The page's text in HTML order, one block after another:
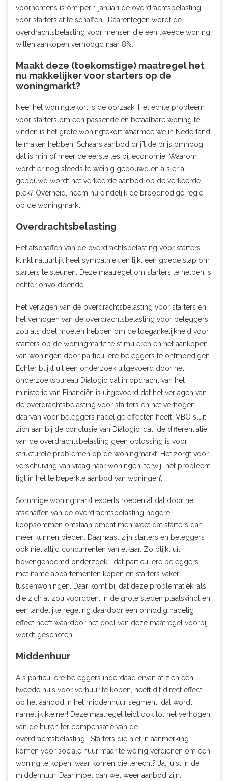
voornemens is om per 1 januari de overdrachtsbelasting
voor starters af te schaffen. Daarentegen wordt de
overdrachtsbelasting voor mensen die een tweede woning
willen aankopen verhoogd naar 8%.
Maakt deze (toekomstige) maatregel het
nu makkelijker voor starters op de
woningmarkt?
Nee, het woningtekort is de oorzaak! Het echte probleem
voor starters om een passende en betaalbare woning te
vinden is het grote woningtekort waarmee we in Nederland
te maken hebben. Schaars aanbod drijft de prijs omhoog,
dat is min of meer de eerste les bij economie. Waarom
wordt er nog steeds te weinig gebouwd en als er al
gebouwd wordt het verkeerde aanbod op de verkeerde
plek? Overheid, neem nu eindelijk de broodnodige regie
op de woningmarkt!
Overdrachtsbelasting
Het afschaffen van de overdrachtsbelasting voor starters
klinkt natuurlijk heel sympathiek en lijkt een goede stap om
starters te steunen. Deze maatregel om starters te helpen is
echter onvoldoende!
Het verlagen van de overdrachtsbelasting voor starters en
het verhogen van de overdrachtsbelasting voor beleggers
zou als doel moeten hebben om de toegankelijkheid voor
starters op de woningmarkt te stimuleren en het aankopen
van woningen door particuliere beleggers te ontmoedigen.
Echter blijkt uit een onderzoek uitgevoerd door het
onderzoeksbureau Dialogic dat in opdracht van het
ministerie van Financiën is uitgevoerd dat het verlagen van
de overdrachtsbelasting voor starters en het verhogen
daarvan voor beleggers nadelige effecten heeft. VBO sluit
zich aan bij de conclusie van Dialogic. dat ‘de differentiatie
van de overdrachtsbelasting geen oplossing is voor
structurele problemen op de woningmarkt. Het zorgt voor
verschuiving van vraag naar woningen, terwijl het probleem
ligt in het te beperkte aanbod van woningen’.
Sommige woningmarkt experts roepen al dat door het
afschaffen van de overdrachtsbelasting hogere
koopsommen ontstaan omdat men weet dat starters dan
meer kunnen bieden. Daarnaast zijn starters en beleggers
ook niet altijd concurrenten van elkaar. Zo blijkt uit
bovengenoemd onderzoek dat particuliere beleggers
met name appartementen kopen en starters vaker
tussenwoningen. Daar komt bij dat deze problematiek, als
die zich al zou voordoen, in de grote steden plaatsvindt en
een landelijke regeling daardoor een onnodig nadelig
effect heeft waardoor het doel van deze maatregel voorbij
wordt geschoten.
Middenhuur
Als particuliere beleggers inderdaad ervan af zien een
tweede huis voor verhuur te kopen, heeft dit direct effect
op het aanbod in het middenhuur segment: dat wordt
namelijk kleiner! Deze maatregel leidt ook tot het verhogen
van de huren ter compensatie van de
overdrachtsbelasting. Starters die niet in aanmerking
komen voor sociale huur maar te weinig verdienen om een
woning te kopen, waar komen die terecht? Ja, juist in de
middenhuur. Daar moet dan wel weer aanbod zijn.